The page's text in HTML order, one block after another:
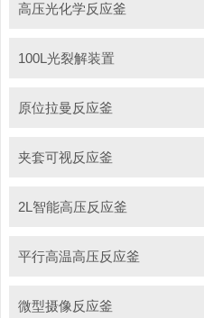
高压光化学反应釜
100L光裂解装置
原位拉曼反应釜
夹套可视反应釜
2L智能高压反应釜
平行高温高压反应釜
微型摄像反应釜